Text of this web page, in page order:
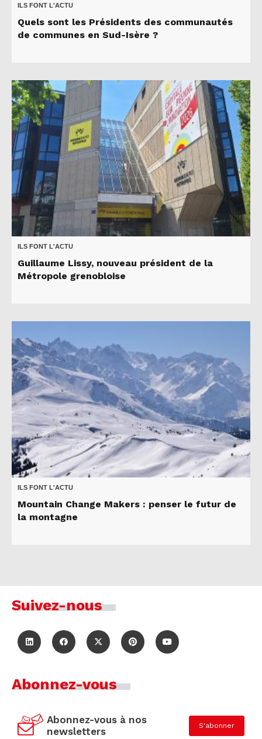
ILS FONT L'ACTU
Quels sont les Présidents des communautés
de communes en Sud-Isère ?
ILS FONT L'ACTU
Guillaume Lissy, nouveau président de la
Métropole grenobloise
ILS FONT L'ACTU
Mountain Change Makers : penser le futur de
la montagne
Suivez-nous
Abonnez-vous
Abonnez-vous à nos
newsletters
S'abonner